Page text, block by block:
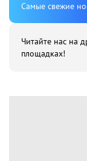
Cамые свежие
Читайте нас на
площадках!